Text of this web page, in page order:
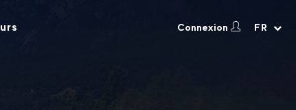
Connexion FR